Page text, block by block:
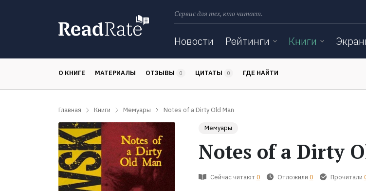
Сервис для тех, кто читает.
Новости Рейтинги Книги
О КНИГЕ МАТЕРИАЛЫ ОТЗЫВЫ 0 ЦИТАТЫ 0 ГДЕ НАЙТИ
Главная Книги Мемуары Notes of a Dirty Old Man
Мемуары
Notes of a Dirty
Сейчас читают 0 Отложили 0 Прочитали